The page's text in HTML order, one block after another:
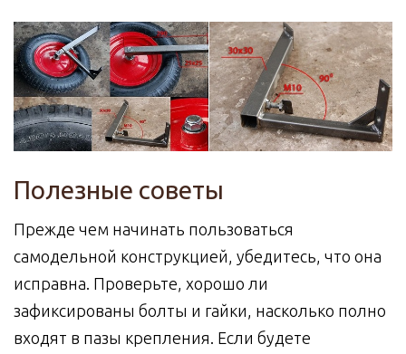
Полезные советы
Прежде чем начинать пользоваться
самодельной конструкцией, убедитесь, что она
исправна. Проверьте, хорошо ли
зафиксированы болты и гайки, насколько полно
входят в пазы крепления. Если будете